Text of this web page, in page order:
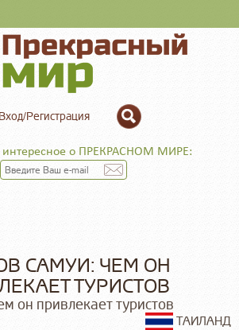
Вход/Регистрация
интересное о ПРЕКРАСНОМ МИРЕ:
САМУИ: ЧЕМ ОН
ТУРИСТОВ
он привлекает туристов
ТАИЛАНД